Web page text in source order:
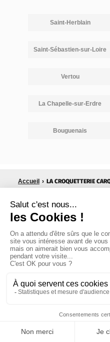
Saint-Herblain
Saint-Sébastien-sur-Loire
Vertou
La Chapelle-sur-Erdre
Bouguenais
Accueil › LA CROQUETTERIE
UNE
sans OGM
PAIEMENT
Retrait en
vous
ÉCOUTE
Une équipe